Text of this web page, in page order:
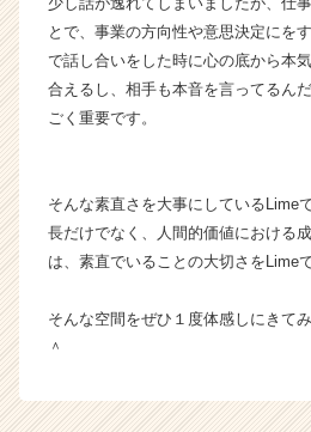
とで、事業の方向性や意思決定にを
で話し合いをした時に心の底から本
合えるし、相手も本音を言ってるん
ごく重要です。
そんな素直さを大事にしているLime
長だけでなく、人間的価値における
は、素直でいることの大切さをLime
そんな空間をぜひ１度体感しにきて
＾